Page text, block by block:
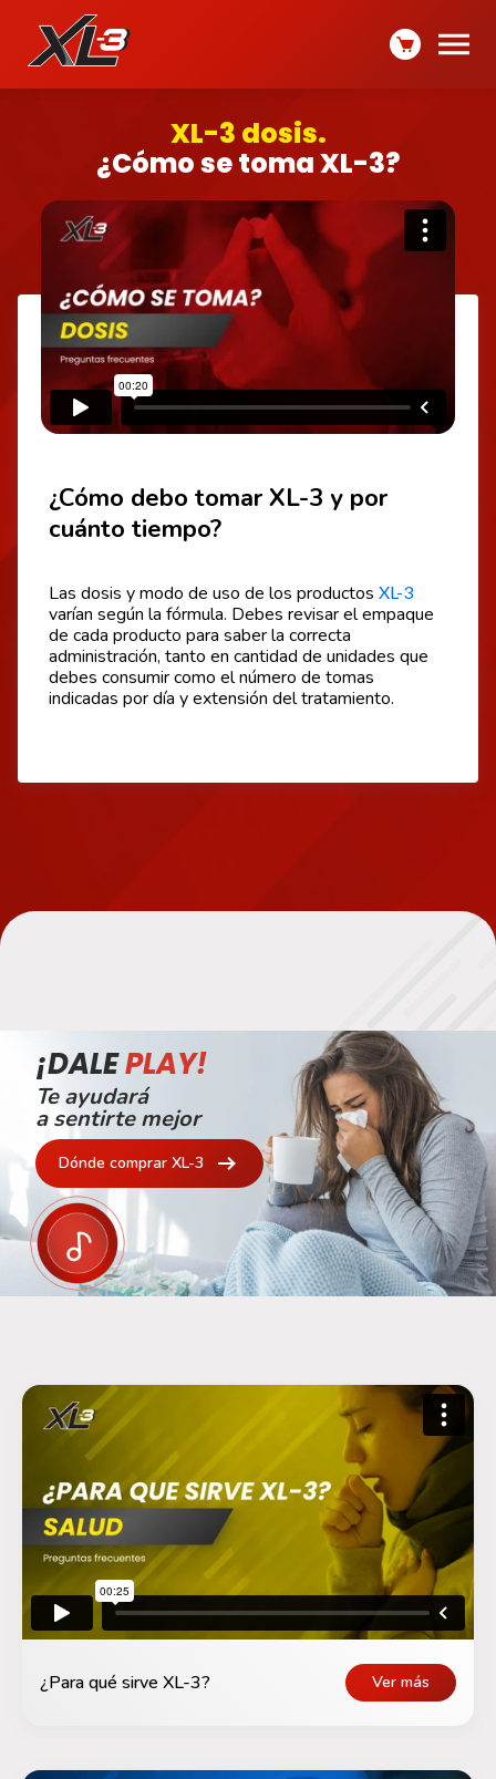
XL-3 dosis.
¿Cómo se toma XL-3?
¿Cómo debo tomar XL-3 y por
cuánto tiempo?
Las dosis y modo de uso de los productos XL-3
varían según la fórmula. Debes revisar el empaque
de cada producto para saber la correcta
administración, tanto en cantidad de unidades que
debes consumir como el número de tomas
indicadas por día y extensión del tratamiento.
¡DALEPLAY!
Te ayudará
a sentirte mejor
Dónde comprar XL-3
¿Para qué sirve XL-3? Ver más